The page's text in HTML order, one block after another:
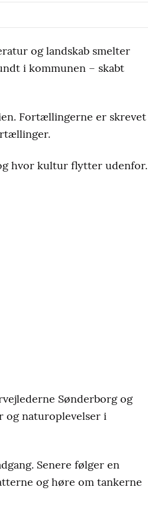
og landskab smelter
i kommunen – skabt
Fortællingerne er skrevet
hvor kultur flytter udenfor.
Sønderborg og
og naturoplevelser i
Senere følger en
og høre om tankerne